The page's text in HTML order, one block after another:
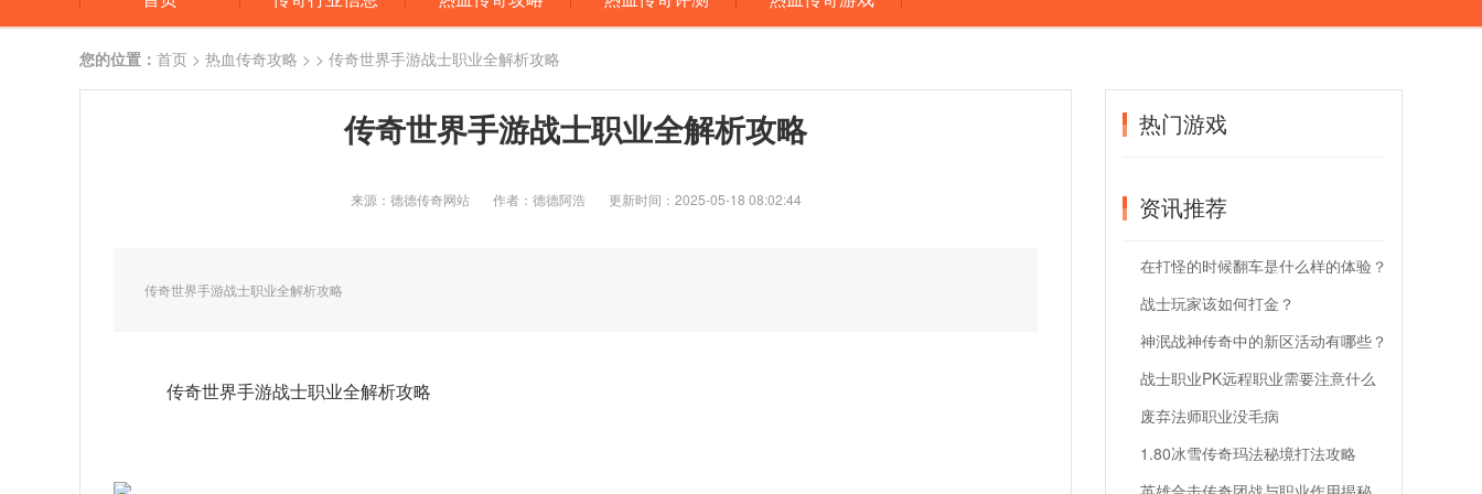
您的位置： 首页 > 热血传奇攻略 > > 传奇世界手游战士职业全解析攻略
传奇世界手游战士职业全解析攻略
来源：德德传奇网站 作者：德德阿浩 更新时间：2025-05-18 08:02:44
传奇世界手游战士职业全解析攻略
传奇世界手游战士职业全解析攻略
热门游戏
资讯推荐
在打怪的时候翻车是什么样的体验？
战士玩家该如何打金？
神泯战神传奇中的新区活动有哪些？
战士职业PK远程职业需要注意什么
废弃法师职业没毛病
1.80冰雪传奇玛法秘境打法攻略